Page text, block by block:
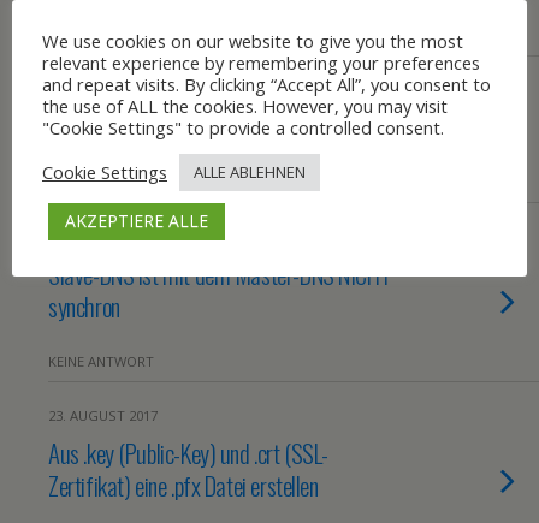
KEINE ANTWORT
28. AUGUST 2018
Duplicati 2 als Windowsdienst installieren
KEINE ANTWORT
2. AUGUST 2018
Slave-DNS ist mit dem Master-DNS NICHT
synchron
KEINE ANTWORT
23. AUGUST 2017
Aus .key (Public-Key) und .crt (SSL-
Zertifikat) eine .pfx Datei erstellen
We use cookies on our website to give you the most
relevant experience by remembering your preferences
and repeat visits. By clicking “Accept All”, you consent to
the use of ALL the cookies. However, you may visit
"Cookie Settings" to provide a controlled consent.
Cookie Settings
ALLE ABLEHNEN
AKZEPTIERE ALLE